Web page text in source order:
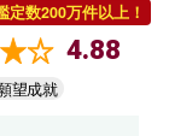
定数200万件以上！
4.88
望成就